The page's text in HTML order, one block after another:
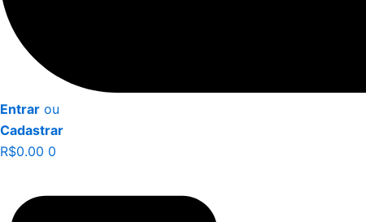
Entrar ou
Cadastrar
R$0.00 0